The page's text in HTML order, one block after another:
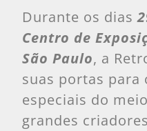
Durante os dias
Centro de
São Paulo, a
suas portas para
especiais do
grandes